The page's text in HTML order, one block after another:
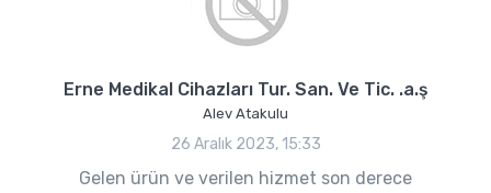
Erne Medikal Cihazları Tur. San. Ve Tic. .a.ş
Alev Atakulu
26 Aralık 2023, 15:33
Gelen ürün ve verilen hizmet son derece